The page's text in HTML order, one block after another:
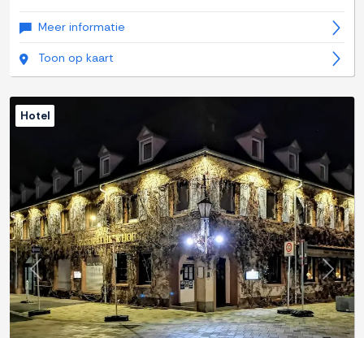
Meer informatie
Toon op kaart
Previous Next
Hotel